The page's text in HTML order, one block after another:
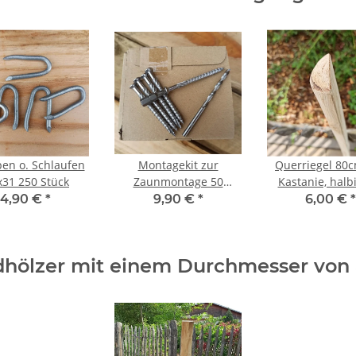
o. Schlaufen
250 Stück
4,90 € *
Montagekit zur
Zaunmontage 50
Schrauben, Bit, Bohrer.
9,90 € *
Querriegel
Kastanie,
Rundholz
6,00 € *
mit einem Durchmesser von